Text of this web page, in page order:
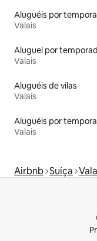
Valais
Valais
Aluguéis de vilas
Valais
Valais
Airbnb Suíça